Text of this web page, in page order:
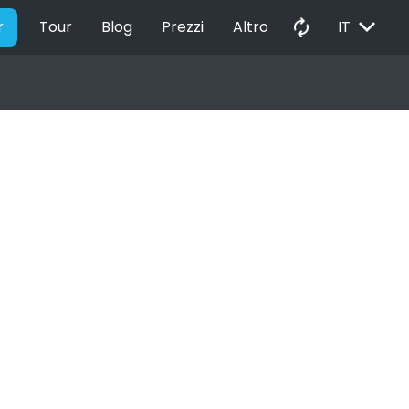
Tour Blog Prezzi Altro autorenew IT EXPAND_MORE